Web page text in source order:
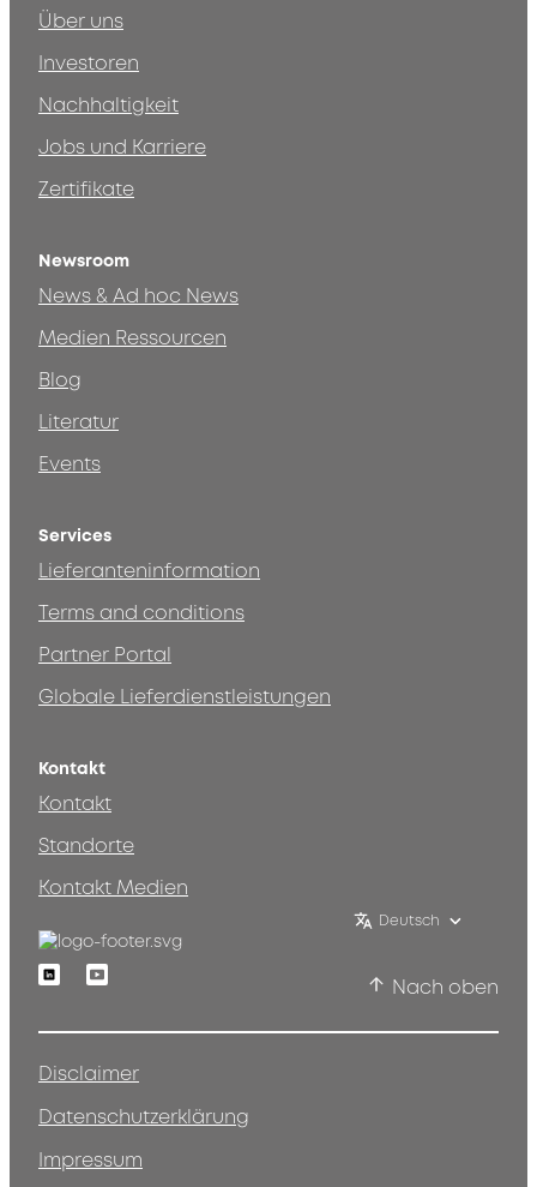
Über uns
Investoren
Nachhaltigkeit
Jobs und Karriere
Zertifikate
Newsroom
News & Ad hoc News
Medien Ressourcen
Blog
Literatur
Events
Services
Lieferanteninformation
Terms and conditions
Partner Portal
Globale Lieferdienstleistungen
Kontakt
Kontakt
Standorte
Kontakt Medien
Deutsch
LinkedinYoutube
Nach oben
Disclaimer
Datenschutzerklärung
Impressum